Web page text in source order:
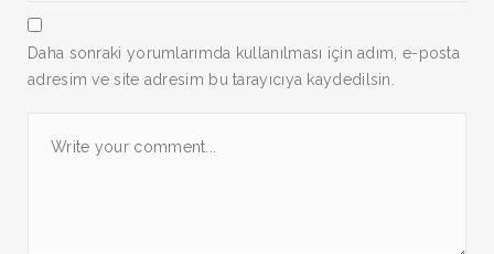
Daha sonraki yorumlarımda kullanılması için adım, e-posta
adresim ve site adresim bu tarayıcıya kaydedilsin.